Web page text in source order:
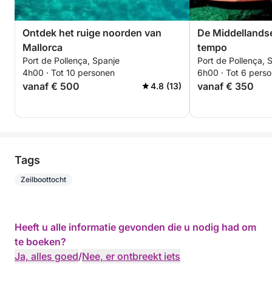
Ontdek het ruige noorden van
Mallorca
Port de Pollença, Spanje
4h00 · Tot 10 personen
vanaf € 500 4.8 (13)
De
tempo
Port de Pollença,
6h00 · Tot 6
vanaf € 350
Tags
Zeilboottocht
Heeft u alle informatie gevonden die u nodig had om
te boeken?
Ja, alles goed/Nee, er ontbreekt iets